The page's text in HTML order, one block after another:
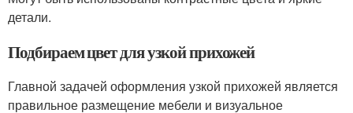
детали.
Подбираем цвет для узкой прихожей
Главной задачей оформления узкой прихожей является
правильное размещение мебели и визуальное